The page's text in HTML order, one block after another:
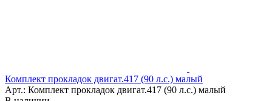
Комплект прокладок двигат.417 (90 л.с.) малый
Арт.: Комплект прокладок двигат.417 (90 л.с.) малый